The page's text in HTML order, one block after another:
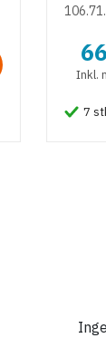
m/
Inkl.
7